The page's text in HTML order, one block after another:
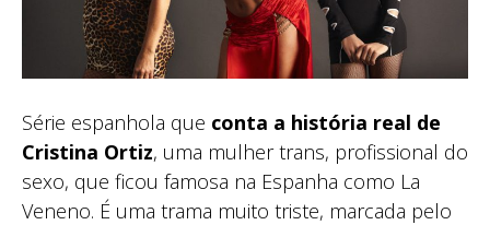
Série espanhola que conta a história real de
Cristina Ortiz, uma mulher trans, profissional do
sexo, que ficou famosa na Espanha como La
Veneno. É uma trama muito triste, marcada pelo